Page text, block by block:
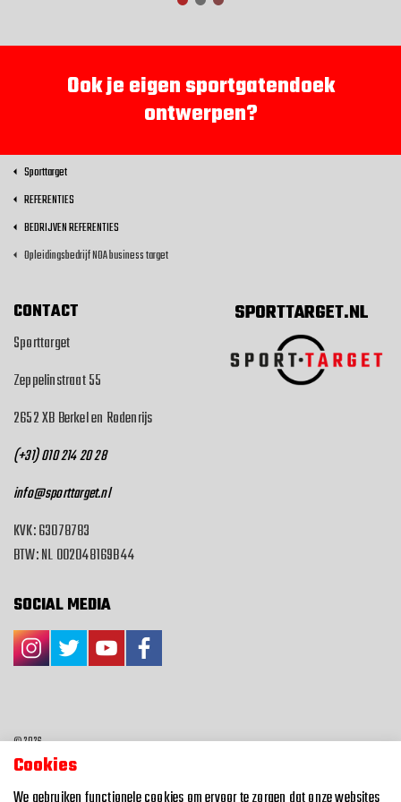
Ook je eigen sportgatendoek
ontwerpen?
Sporttarget
REFERENTIES
BEDRIJVEN REFERENTIES
Opleidingsbedrijf NOA business target
CONTACT
Sporttarget
Zeppelinstraat 55
2652 XB Berkel en Rodenrijs
(+31) 010 214 20 28
info@sporttarget.nl
KVK: 63078783
BTW: NL 002048169B44
SPORTTARGET.NL
SOCIAL MEDIA
© 2026
Algemene voorwaarden
Cookies